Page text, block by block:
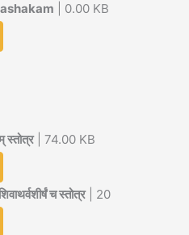
| 0.00 KB
स्तोत्र| 74.00 KB
च स्तोत्र| 20